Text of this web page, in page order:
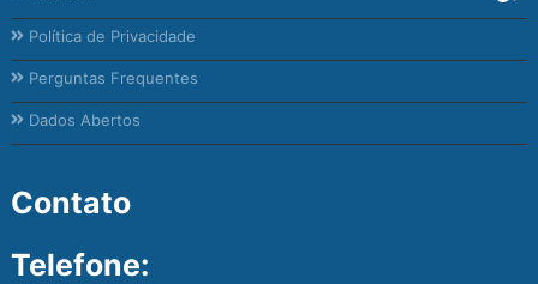
Política de Privacidade
Perguntas Frequentes
Dados Abertos
Contato
Telefone: